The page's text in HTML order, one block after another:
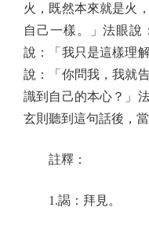
火，既然本來就是火
自己一樣。」法眼說
說：「我只是這樣理
說：「你問我，我就
識到自己的本心？」
玄則聽到這句話後，當
註釋：
1.謁：拜見。